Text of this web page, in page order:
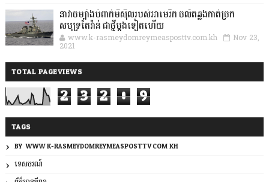
នាវាចម្បាំងបំពាក់មីស៊ីលរបស់អាមេរិក ចល័តឆ្លងកាត់ច្រក
សមុទ្រតៃវ៉ាន់ ជាថ្មីម្តងទៀតហើយ
www.k-rasmeydomreymeasposttv.com.kh Nov 23,
2021
TOTAL PAGEVIEWS
2 3 2 0 9
TAGS
BY: WWW.K-RASMEYDOMREYMEASPOSTTV.COM.KH
ទេសចរណ៍